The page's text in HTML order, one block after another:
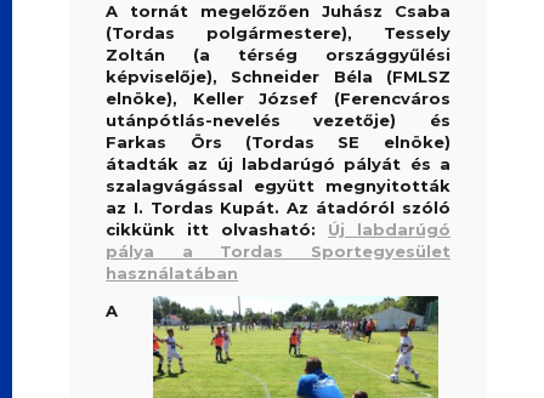
A tornát megelőzően Juhász Csaba
(Tordas polgármestere), Tessely
Zoltán (a térség országgyűlési
képviselője), Schneider Béla (FMLSZ
elnöke), Keller József (Ferencváros
utánpótlás-nevelés vezetője) és
Farkas Örs (Tordas SE elnöke)
átadták az új labdarúgó pályát és a
szalagvágással együtt megnyitották
az I. Tordas Kupát. Az átadóról szóló
cikkünk itt olvasható: Új labdarúgó
pálya a Tordas Sportegyesület
használatában
A